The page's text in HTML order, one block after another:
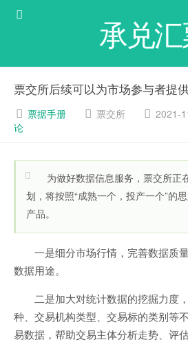
承兑
票交所后续可以为市场参与者提
票据手册 票交所 2021-
论
为做好数据信息服务，票交所正
划，将按照“成熟一个，投产一个”的
产品。
一是细分市场行情，完善数据质
数据用途。
二是加大对统计数据的挖掘力度
种、交易机构类型、交易标的类别等
易数据，帮助交易主体分析走势、评